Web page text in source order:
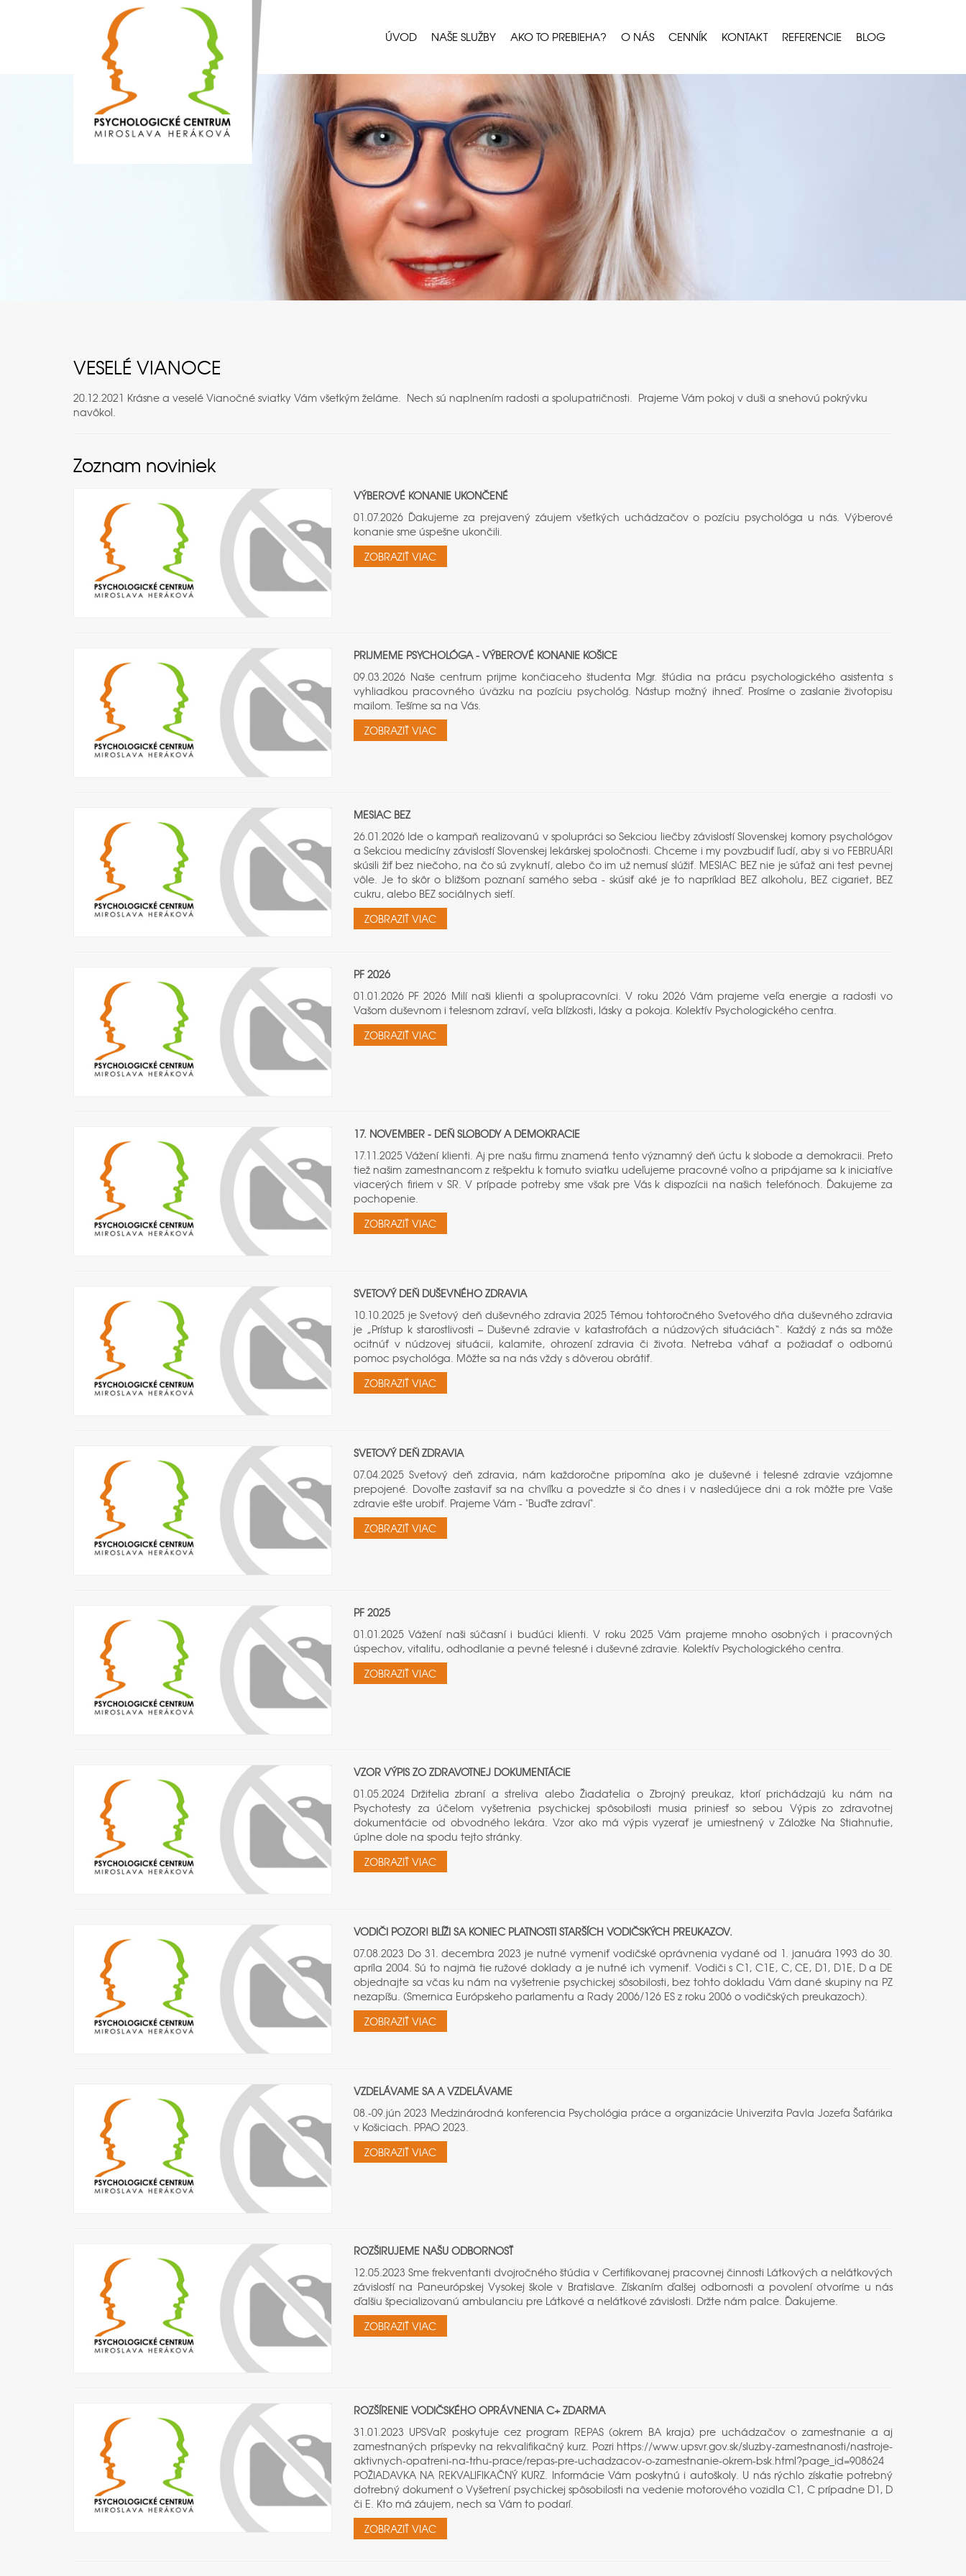
ÚVOD NAŠE SLUŽBY AKO TO PREBIEHA? O NÁS CENNÍK KONTAKT REFERENCIE BLOG
VESELÉ VIANOCE
20.12.2021 Krásne a veselé Vianočné sviatky Vám všetkým želáme. Nech sú naplnením radosti a spolupatričnosti. Prajeme Vám pokoj v duši a snehovú pokrývku
navôkol.
Zoznam noviniek
VÝBEROVÉ KONANIE UKONČENÉ
01.07.2026 Ďakujeme za prejavený záujem všetkých uchádzačov o pozíciu psychológa u nás. Výberové
konanie sme úspešne ukončili.
ZOBRAZIŤ VIAC
PRIJMEME PSYCHOLÓGA - VÝBEROVÉ KONANIE KOŠICE
09.03.2026 Naše centrum prijme končiaceho študenta Mgr. štúdia na prácu psychologického asistenta s
vyhliadkou pracovného úväzku na pozíciu psychológ. Nástup možný ihneď. Prosíme o zaslanie životopisu
mailom. Tešíme sa na Vás.
ZOBRAZIŤ VIAC
MESIAC BEZ
26.01.2026 Ide o kampaň realizovanú v spolupráci so Sekciou liečby závislostí Slovenskej komory psychológov
a Sekciou medicíny závislostí Slovenskej lekárskej spoločnosti. Chceme i my povzbudiť ľudí, aby si vo FEBRUÁRI
skúsili žiť bez niečoho, na čo sú zvyknutí, alebo čo im už nemusí slúžiť. MESIAC BEZ nie je súťaž ani test pevnej
vôle. Je to skôr o bližšom poznaní samého seba - skúsiť aké je to napríklad BEZ alkoholu, BEZ cigariet, BEZ
cukru, alebo BEZ sociálnych sietí.
ZOBRAZIŤ VIAC
PF 2026
01.01.2026 PF 2026 Milí naši klienti a spolupracovníci. V roku 2026 Vám prajeme veľa energie a radosti vo
Vašom duševnom i telesnom zdraví, veľa blízkosti, lásky a pokoja. Kolektív Psychologického centra.
ZOBRAZIŤ VIAC
17. NOVEMBER - DEŇ SLOBODY A DEMOKRACIE
17.11.2025 Vážení klienti. Aj pre našu firmu znamená tento významný deň úctu k slobode a demokracii. Preto
tiež našim zamestnancom z rešpektu k tomuto sviatku udeľujeme pracovné voľno a pripájame sa k iniciatíve
viacerých firiem v SR. V prípade potreby sme však pre Vás k dispozícii na našich telefónoch. Ďakujeme za
pochopenie.
ZOBRAZIŤ VIAC
SVETOVÝ DEŇ DUŠEVNÉHO ZDRAVIA
10.10.2025 je Svetový deň duševného zdravia 2025 Témou tohtoročného Svetového dňa duševného zdravia
je „Prístup k starostlivosti – Duševné zdravie v katastrofách a núdzových situáciách“. Každý z nás sa môže
ocitnúť v núdzovej situácii, kalamite, ohrození zdravia či života. Netreba váhať a požiadať o odbornú
pomoc psychológa. Môžte sa na nás vždy s dôverou obrátiť.
ZOBRAZIŤ VIAC
SVETOVÝ DEŇ ZDRAVIA
07.04.2025 Svetový deň zdravia, nám každoročne pripomína ako je duševné i telesné zdravie vzájomne
prepojené. Dovoľte zastaviť sa na chvíľku a povedzte si čo dnes i v nasledújece dni a rok môžte pre Vaše
zdravie ešte urobiť. Prajeme Vám - "Buďte zdraví".
ZOBRAZIŤ VIAC
PF 2025
01.01.2025 Vážení naši súčasní i budúci klienti. V roku 2025 Vám prajeme mnoho osobných i pracovných
úspechov, vitalitu, odhodlanie a pevné telesné i duševné zdravie. Kolektív Psychologického centra.
ZOBRAZIŤ VIAC
VZOR VÝPIS ZO ZDRAVOTNEJ DOKUMENTÁCIE
01.05.2024 Držitelia zbraní a streliva alebo Žiadatelia o Zbrojný preukaz, ktorí prichádzajú ku nám na
Psychotesty za účelom vyšetrenia psychickej spôsobilosti musia priniesť so sebou Výpis zo zdravotnej
dokumentácie od obvodného lekára. Vzor ako má výpis vyzerať je umiestnený v Záložke Na Stiahnutie,
úplne dole na spodu tejto stránky.
ZOBRAZIŤ VIAC
VODIČI POZOR! BLÍŽI SA KONIEC PLATNOSTI STARŠÍCH VODIČSKÝCH PREUKAZOV.
07.08.2023 Do 31. decembra 2023 je nutné vymeniť vodičské oprávnenia vydané od 1. januára 1993 do 30.
apríla 2004. Sú to najmä tie ružové doklady a je nutné ich vymeniť. Vodiči s C1, C1E, C, CE, D1, D1E, D a DE
objednajte sa včas ku nám na vyšetrenie psychickej sôsobilosti, bez tohto dokladu Vám dané skupiny na PZ
nezapíšu. (Smernica Európskeho parlamentu a Rady 2006/126 ES z roku 2006 o vodičských preukazoch).
ZOBRAZIŤ VIAC
VZDELÁVAME SA A VZDELÁVAME
08.-09.jún 2023 Medzinárodná konferencia Psychológia práce a organizácie Univerzita Pavla Jozefa Šafárika
v Košiciach. PPAO 2023.
ZOBRAZIŤ VIAC
ROZŠIRUJEME NAŠU ODBORNOSŤ
12.05.2023 Sme frekventanti dvojročného štúdia v Certifikovanej pracovnej činnosti Látkových a nelátkových
závislostí na Paneurópskej Vysokej škole v Bratislave. Získaním ďalšej odbornosti a povolení otvoríme u nás
ďalšiu špecializovanú ambulanciu pre Látkové a nelátkové závislosti. Držte nám palce. Ďakujeme.
ZOBRAZIŤ VIAC
ROZŠÍRENIE VODIČSKÉHO OPRÁVNENIA C+ ZDARMA
31.01.2023 UPSVaR poskytuje cez program REPAS (okrem BA kraja) pre uchádzačov o zamestnanie a aj
zamestnaných príspevky na rekvalifikačný kurz. Pozri https://www.upsvr.gov.sk/sluzby-zamestnanosti/nastroje-
aktivnych-opatreni-na-trhu-prace/repas-pre-uchadzacov-o-zamestnanie-okrem-bsk.html?page_id=908624
POŽIADAVKA NA REKVALIFIKAČNÝ KURZ. Informácie Vám poskytnú i autoškoly. U nás rýchlo získatie potrebný
dotrebný dokument o Vyšetrení psychickej spôsobilosti na vedenie motorového vozidla C1, C prípadne D1, D
či E. Kto má záujem, nech sa Vám to podarí.
ZOBRAZIŤ VIAC